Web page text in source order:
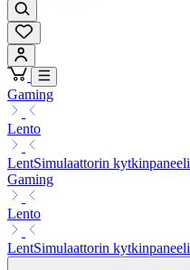
Gaming
Lento
LentSimulaattorin kytkinpaneeli
Gaming
Lento
LentSimulaattorin kytkinpaneeli